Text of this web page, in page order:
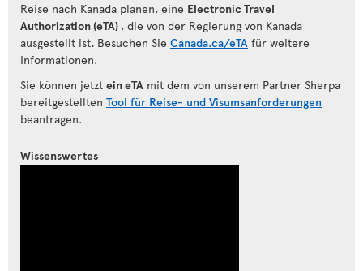
Reise nach Kanada planen, eine Electronic Travel
Authorization (eTA) , die von der Regierung von Kanada
ausgestellt ist. Besuchen Sie Canada.ca/eTA für weitere
Informationen.
Sie können jetzt ein eTA mit dem von unserem Partner Sherpa
bereitgestellten Tool für Reise- und Visumsanforderungen
beantragen.
Wissenswertes